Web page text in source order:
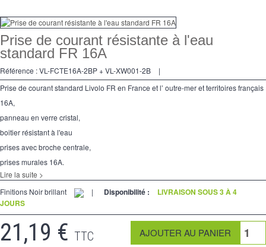
Va et Vients
Prises
Multimedia
Pièces
Supports
Espace Pro
Prise de courant résistante à l'eau
standard FR 16A
Référence :VL-FCTE16A-2BP + VL-XW001-2B
|
Prise de courant standard Livolo FR en France et l’ outre-mer et territoires français
16A,
panneau en verre cristal,
boitier résistant à l'eau
prises avec broche centrale,
prises murales 16A.
Lire la suite >
Finitions Noir brillant
| Disponibilité :
LIVRAISON SOUS 3 À 4
JOURS
21,19 € TTC